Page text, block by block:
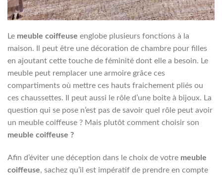
Le meuble coiffeuse englobe plusieurs fonctions à la
maison. Il peut être une décoration de chambre pour filles
en ajoutant cette touche de féminité dont elle a besoin. Le
meuble peut remplacer une armoire grâce ces
compartiments où mettre ces hauts fraichement pliés ou
ces chaussettes. Il peut aussi le rôle d’une boite à bijoux. La
question qui se pose n’est pas de savoir quel rôle peut avoir
un meuble coiffeuse ? Mais plutôt comment choisir son
meuble coiffeuse ?
Afin d’éviter une déception dans le choix de votre meuble
coiffeuse, sachez qu’il est impératif de prendre en compte